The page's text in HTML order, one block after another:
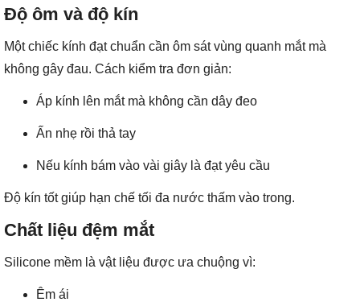
Độ ôm và độ kín
Một chiếc kính đạt chuẩn cần ôm sát vùng quanh mắt mà
không gây đau. Cách kiểm tra đơn giản:
Áp kính lên mắt mà không cần dây đeo
Ấn nhẹ rồi thả tay
Nếu kính bám vào vài giây là đạt yêu cầu
Độ kín tốt giúp hạn chế tối đa nước thấm vào trong.
Chất liệu đệm mắt
Silicone mềm là vật liệu được ưa chuộng vì:
Êm ái